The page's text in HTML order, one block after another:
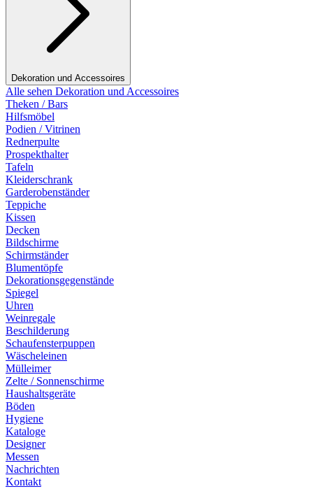
Dekoration und Accessoires
Alle sehen Dekoration und Accessoires
Theken / Bars
Hilfsmöbel
Podien / Vitrinen
Rednerpulte
Prospekthalter
Tafeln
Kleiderschrank
Garderobenständer
Teppiche
Kissen
Decken
Bildschirme
Schirmständer
Blumentöpfe
Dekorationsgegenstände
Spiegel
Uhren
Weinregale
Beschilderung
Schaufensterpuppen
Wäscheleinen
Mülleimer
Zelte / Sonnenschirme
Haushaltsgeräte
Böden
Hygiene
Kataloge
Designer
Messen
Nachrichten
Kontakt